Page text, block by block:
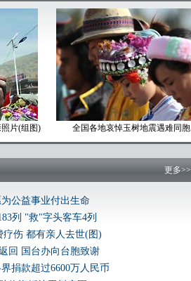
片(组图) 全国各地哀悼玉树地震遇难同胞
更多>>
公益事业付出生命
列 "救"字头客车4列
疗伤 都有亲人去世(图)
回 国台办向台胞致谢
捐款超过6600万人民币